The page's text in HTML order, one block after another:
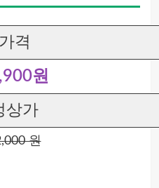
가격
원
상가
원